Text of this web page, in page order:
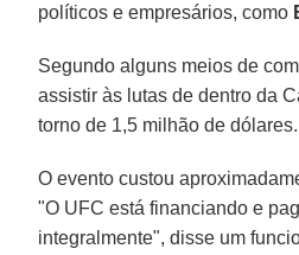
políticos e empresários, como
Segundo alguns meios de
assistir às lutas de dentro da
torno de 1,5 milhão de dólares.
O evento custou
"O UFC está financiando e
integralmente", disse um